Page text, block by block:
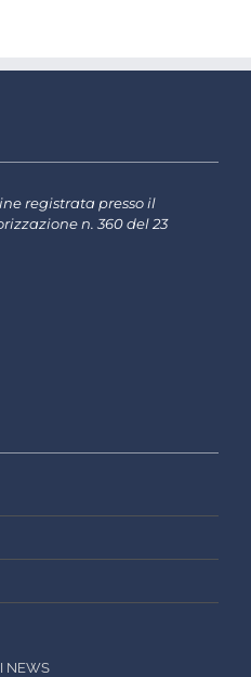
registrata presso il
n. 360 del 23
NEWS